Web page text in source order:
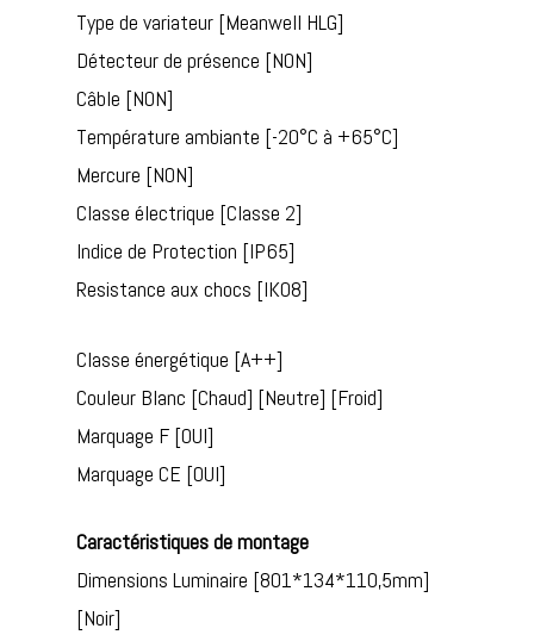
Type de variateur [Meanwell HLG]
Détecteur de présence [NON]
Câble [NON]
Température ambiante [-20°C à +65°C]
Mercure [NON]
Classe électrique [Classe 2]
Indice de Protection [IP65]
Resistance aux chocs [IK08]
Classe énergétique [A++]
Couleur Blanc [Chaud] [Neutre] [Froid]
Marquage F [OUI]
Marquage CE [OUI]
Caractéristiques de montage
Dimensions Luminaire [801*134*110,5mm]
[Noir]